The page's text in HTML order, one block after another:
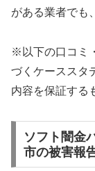
がある業者でも
※以下の口コミ
づくケーススタ
内容を保証する
ソフト闇金
市の被害報